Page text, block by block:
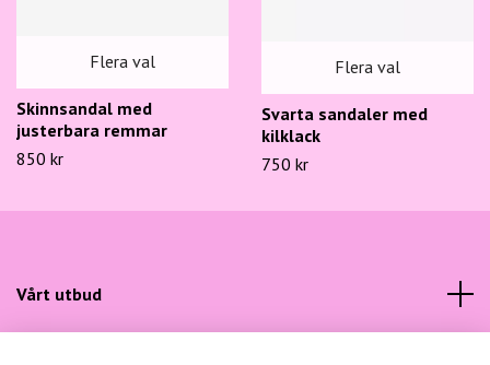
Flera val
Skinnsandal med
justerbara remmar
850 kr
Flera val
Svarta sandaler med
kilklack
750 kr
Vårt utbud